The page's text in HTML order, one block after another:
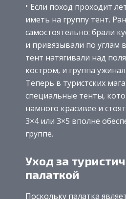
Если поход проходит
иметь на группу тент.
самостоятельно: брали
и привязывали по углам
тент натягивали над
костром, и группа
Теперь в туристских
специальные тенты,
намного красивее и
3×4 или 3×5 вполне
группе.
Уход за
палаткой
Поскольку палатка